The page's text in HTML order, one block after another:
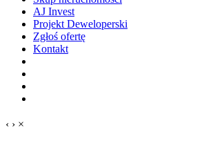
AJ Invest
Projekt Deweloperski
Zgłoś ofertę
Kontakt
‹ › ×